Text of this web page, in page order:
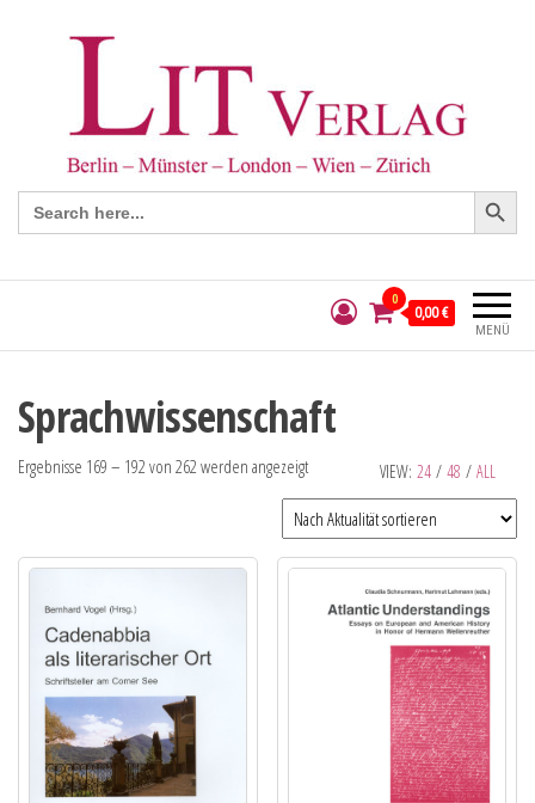
Search
for:
Search Button
MENÜ
0
0,00 €
Sprachwissenschaft
VIEW: 24 / 48 / ALL
Ergebnisse 169 – 192 von 262 werden angezeigt